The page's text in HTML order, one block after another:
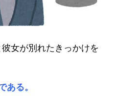
女が別れたきっかけを
ある。